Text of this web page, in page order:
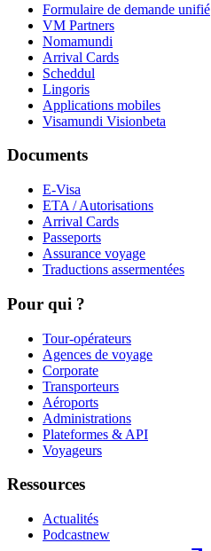
Formulaire de demande unifié
VM Partners
Nomamundi
Arrival Cards
Scheddul
Lingoris
Applications mobiles
Visamundi Visionbeta
Documents
E-Visa
ETA / Autorisations
Arrival Cards
Passeports
Assurance voyage
Traductions assermentées
Pour qui ?
Tour-opérateurs
Agences de voyage
Corporate
Transporteurs
Aéroports
Administrations
Plateformes & API
Voyageurs
Ressources
Actualités
Podcastnew